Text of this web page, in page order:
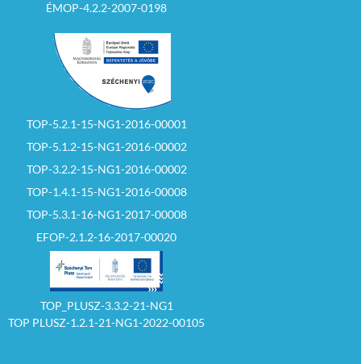
ÉMOP-4.2.2-2007-0198
TOP-5.2.1-15-NG1-2016-00001
TOP-5.1.2-15-NG1-2016-00002
TOP-3.2.2-15-NG1-2016-00002
TOP-1.4.1-15-NG1-2016-00008
TOP-5.3.1-16-NG1-2017-00008
EFOP-2.1.2-16-2017-00020
TOP_PLUSZ-3.3.2-21-NG1
TOP PLUSZ-1.2.1-21-NG1-2022-00105